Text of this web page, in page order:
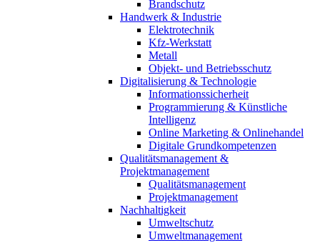
Brandschutz
Handwerk & Industrie
Elektrotechnik
Kfz-Werkstatt
Metall
Objekt- und Betriebsschutz
Digitalisierung & Technologie
Informationssicherheit
Programmierung & Künstliche
Intelligenz
Online Marketing & Onlinehandel
Digitale Grundkompetenzen
Qualitätsmanagement &
Projektmanagement
Qualitätsmanagement
Projektmanagement
Nachhaltigkeit
Umweltschutz
Umweltmanagement